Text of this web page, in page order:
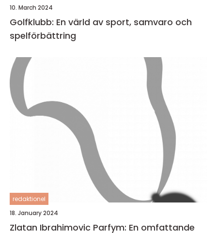
10. March 2024
Golfklubb: En värld av sport, samvaro och
spelförbättring
redaktionel
18. January 2024
Zlatan Ibrahimovic Parfym: En omfattande